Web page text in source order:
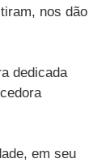
nos dão
dedicada
em seu